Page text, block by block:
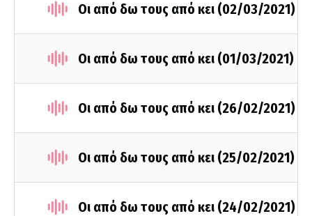
Οι από δω τους από κει (02/03/2021)
Οι από δω τους από κει (01/03/2021)
Οι από δω τους από κει (26/02/2021)
Οι από δω τους από κει (25/02/2021)
Οι από δω τους από κει (24/02/2021)